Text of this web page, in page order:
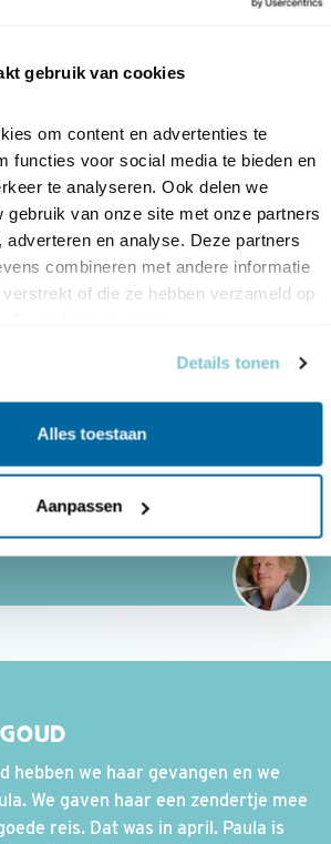
gebruik van cookies
om content en advertenties te
functies voor social media te bieden en
te analyseren. Ook delen we
gebruik van onze site met onze partners
adverteren en analyse. Deze partners
combineren met andere informatie
of die ze hebben verzameld op
Details tonen
Alles toestaan
Aanpassen
KANOETENMAGEN EN
dat DNA allesbepalend is voor de
hebben we haar gevangen en we
We gaven haar een zendertje mee
reis. Dat was in april. Paula is